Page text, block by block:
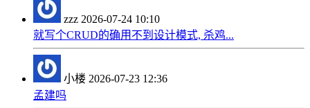
zzz 2026-07-24 10:10
就写个CRUD的确用不到设计模式, 杀鸡...
小楼 2026-07-23 12:36
孟建吗